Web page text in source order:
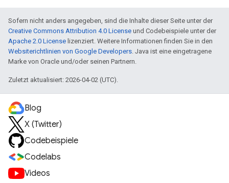
Sofern nicht anders angegeben, sind die Inhalte dieser Seite unter der
Creative Commons Attribution 4.0 License und Codebeispiele unter der
Apache 2.0 License lizenziert. Weitere Informationen finden Sie in den
Websiterichtlinien von Google Developers. Java ist eine eingetragene
Marke von Oracle und/oder seinen Partnern.
Zuletzt aktualisiert: 2026-04-02 (UTC).
Blog
X (Twitter)
Codebeispiele
Codelabs
Videos